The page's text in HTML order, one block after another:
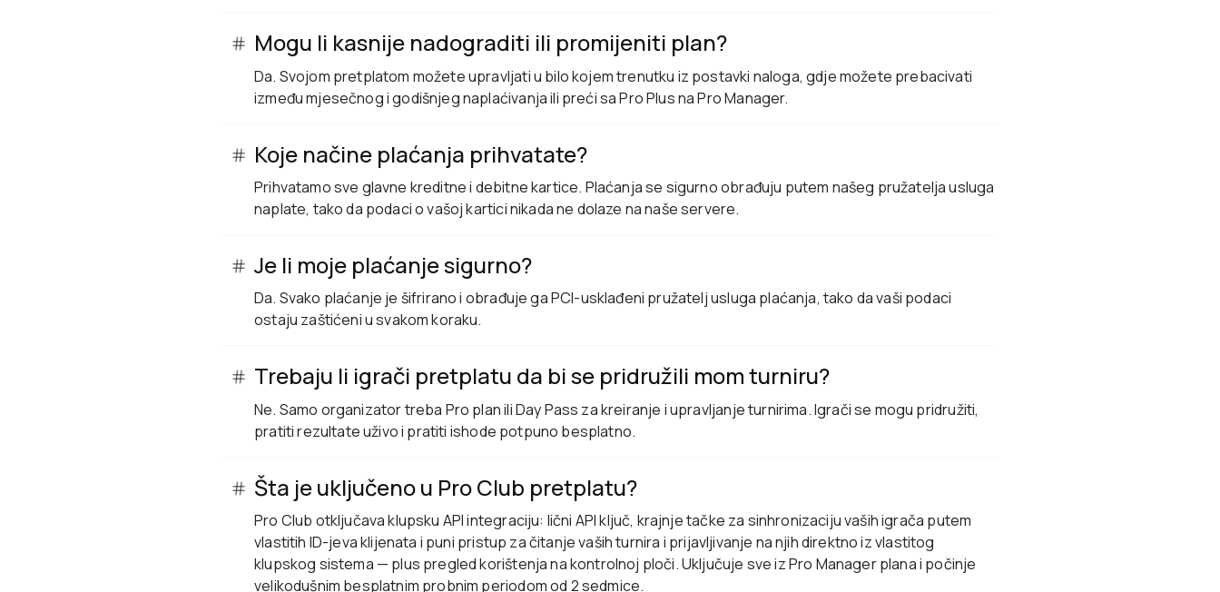
Mogu li kasnije nadograditi ili promijeniti plan?
Da. Svojom pretplatom možete upravljati u bilo kojem trenutku iz postavki naloga, gdje možete prebacivati
između mjesečnog i godišnjeg naplaćivanja ili preći sa Pro Plus na Pro Manager.
Koje načine plaćanja prihvatate?
Prihvatamo sve glavne kreditne i debitne kartice. Plaćanja se sigurno obrađuju putem našeg pružatelja usluga
naplate, tako da podaci o vašoj kartici nikada ne dolaze na naše servere.
Je li moje plaćanje sigurno?
Da. Svako plaćanje je šifrirano i obrađuje ga PCI-usklađeni pružatelj usluga plaćanja, tako da vaši podaci
ostaju zaštićeni u svakom koraku.
Trebaju li igrači pretplatu da bi se pridružili mom turniru?
Ne. Samo organizator treba Pro plan ili Day Pass za kreiranje i upravljanje turnirima. Igrači se mogu pridružiti,
pratiti rezultate uživo i pratiti ishode potpuno besplatno.
Šta je uključeno u Pro Club pretplatu?
Pro Club otključava klupsku API integraciju: lični API ključ, krajnje tačke za sinhronizaciju vaših igrača putem
vlastitih ID-jeva klijenata i puni pristup za čitanje vaših turnira i prijavljivanje na njih direktno iz vlastitog
klupskog sistema — plus pregled korištenja na kontrolnoj ploči. Uključuje sve iz Pro Manager plana i počinje
velikodušnim besplatnim probnim periodom od 2 sedmice.